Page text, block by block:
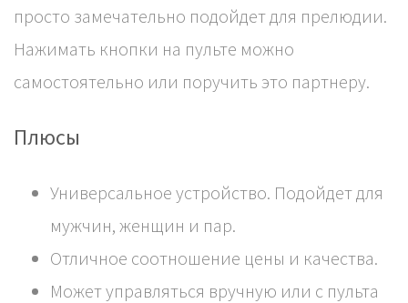
просто замечательно подойдет для прелюдии.
Нажимать кнопки на пульте можно
самостоятельно или поручить это партнеру.
Плюсы
Универсальное устройство. Подойдет для
мужчин, женщин и пар.
Отличное соотношение цены и качества.
Может управляться вручную или с пульта